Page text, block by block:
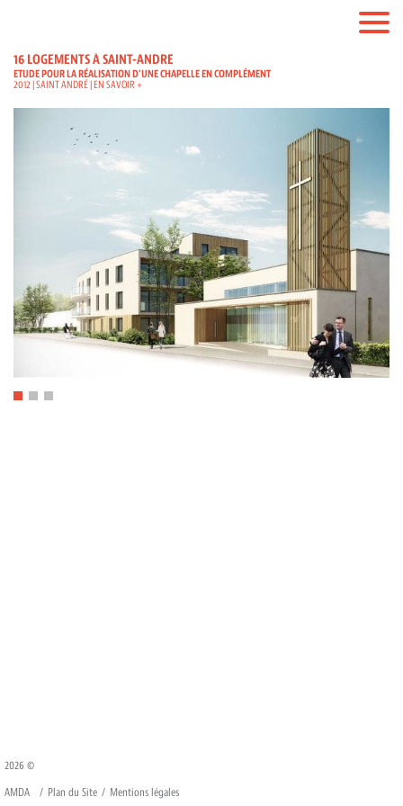
16 LOGEMENTS À SAINT-ANDRE
ETUDE POUR LA RÉALISATION D'UNE CHAPELLE EN COMPLÉMENT
2012 | SAINT ANDRÉ |EN SAVOIR +
2026 ©
AMDA
Plan du Site Mentions légales